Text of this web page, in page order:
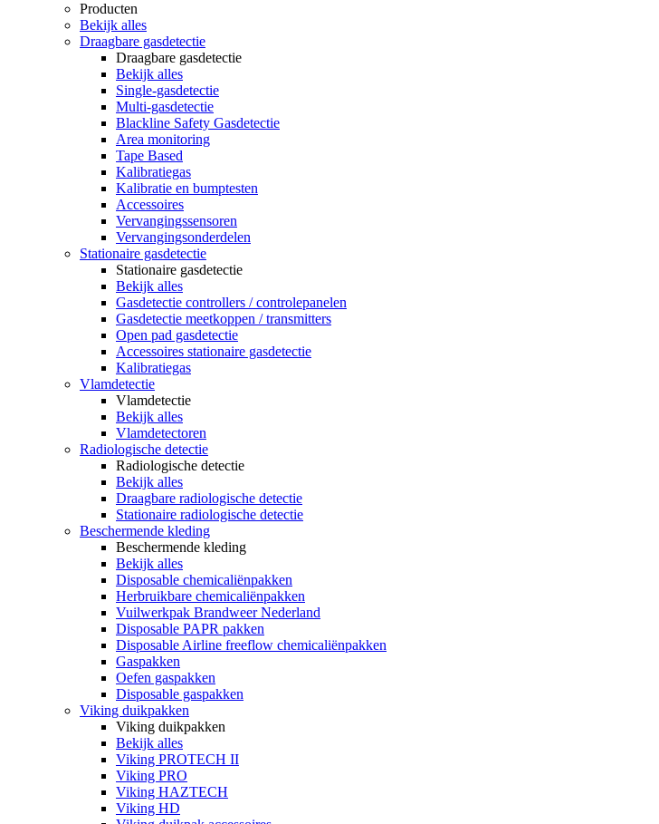
Producten
Bekijk alles
Draagbare gasdetectie
Draagbare gasdetectie
Bekijk alles
Single-gasdetectie
Multi-gasdetectie
Blackline Safety Gasdetectie
Area monitoring
Tape Based
Kalibratiegas
Kalibratie en bumptesten
Accessoires
Vervangingssensoren
Vervangingsonderdelen
Stationaire gasdetectie
Stationaire gasdetectie
Bekijk alles
Gasdetectie controllers / controlepanelen
Gasdetectie meetkoppen / transmitters
Open pad gasdetectie
Accessoires stationaire gasdetectie
Kalibratiegas
Vlamdetectie
Vlamdetectie
Bekijk alles
Vlamdetectoren
Radiologische detectie
Radiologische detectie
Bekijk alles
Draagbare radiologische detectie
Stationaire radiologische detectie
Beschermende kleding
Beschermende kleding
Bekijk alles
Disposable chemicaliënpakken
Herbruikbare chemicaliënpakken
Vuilwerkpak Brandweer Nederland
Disposable PAPR pakken
Disposable Airline freeflow chemicaliënpakken
Gaspakken
Oefen gaspakken
Disposable gaspakken
Viking duikpakken
Viking duikpakken
Bekijk alles
Viking PROTECH II
Viking PRO
Viking HAZTECH
Viking HD